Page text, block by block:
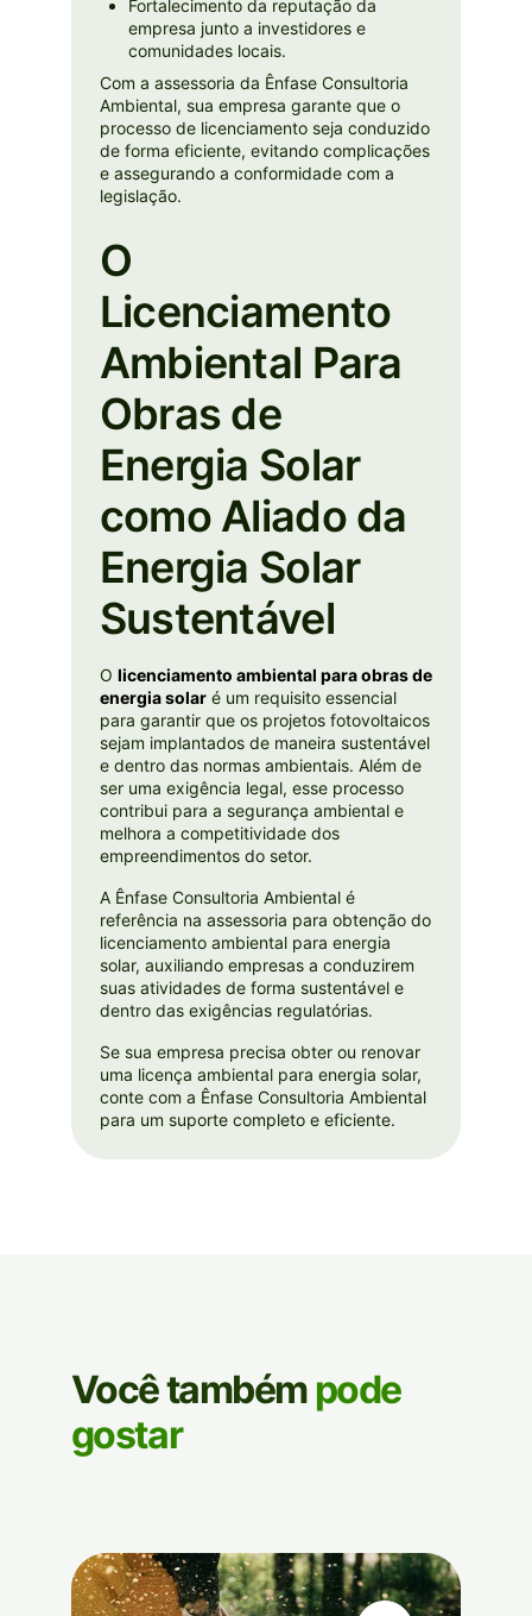
Fortalecimento da reputação da
empresa junto a investidores e
comunidades locais.
Com a assessoria da Ênfase Consultoria
Ambiental, sua empresa garante que o
processo de licenciamento seja conduzido
de forma eficiente, evitando complicações
e assegurando a conformidade com a
legislação.
O
Licenciamento
Ambiental Para
Obras de
Energia Solar
como Aliado da
Energia Solar
Sustentável
O licenciamento ambiental para obras de
energia solaré um requisito essencial
para garantir que os projetos fotovoltaicos
sejam implantados de maneira sustentável
e dentro das normas ambientais. Além de
ser uma exigência legal, esse processo
contribui para a segurança ambiental e
melhora a competitividade dos
empreendimentos do setor.
A Ênfase Consultoria Ambiental é
referência na assessoria para obtenção do
licenciamento ambiental para energia
solar, auxiliando empresas a conduzirem
suas atividades de forma sustentável e
dentro das exigências regulatórias.
Se sua empresa precisa obter ou renovar
uma licença ambiental para energia solar,
conte com a Ênfase Consultoria Ambiental
para um suporte completo e eficiente.
Você também pode
gostar